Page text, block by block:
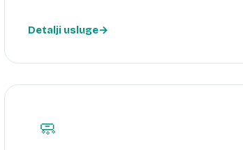
Detalji usluge
🧼